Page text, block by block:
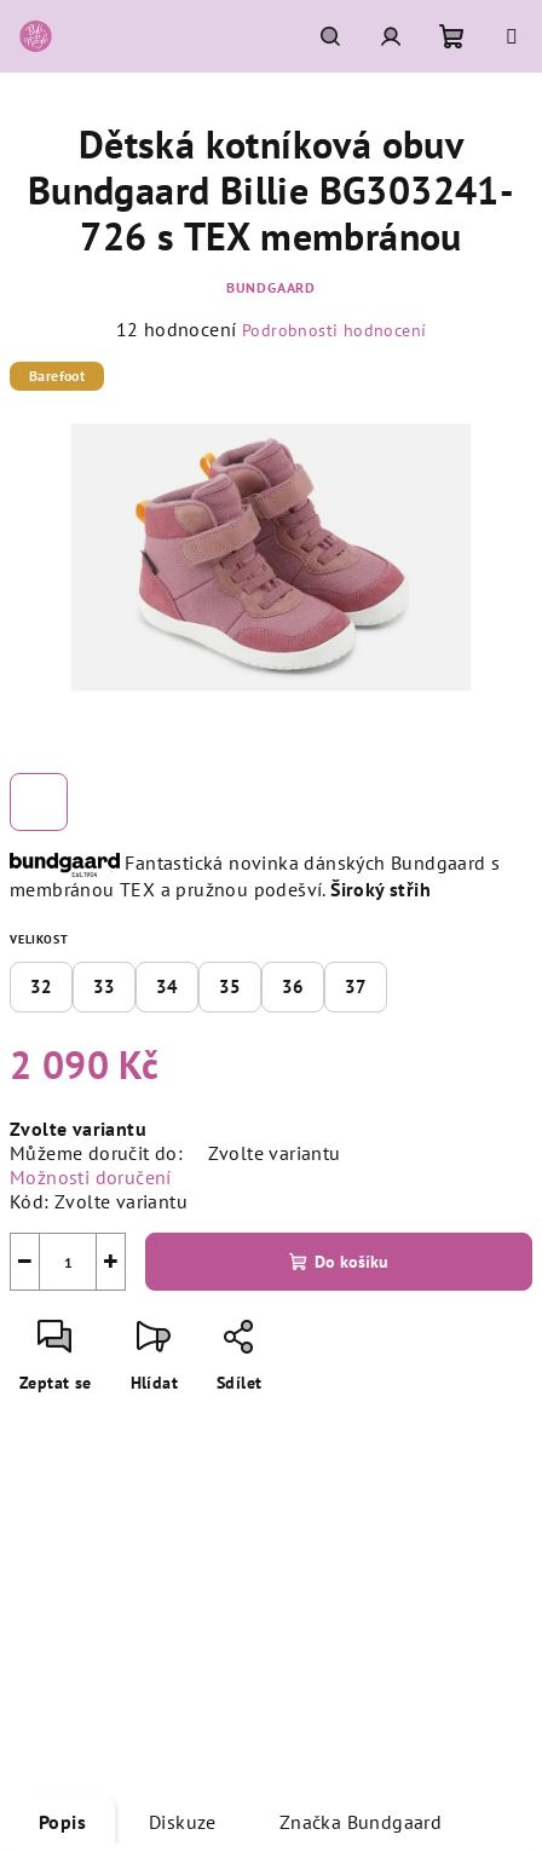
na
obsah
HledatPřihlášeníNákupní
košík
Fantastická novinka dánských Bundgaard s
membránou TEX a pružnou podešví.Široký střih
VELIKOST
32 33 34 35 36 37
2 090 Kč
cena:
Zvolte variantu
Můžeme doručit do:
Zvolte variantu
Možnosti doručení
Kód: Zvolte variantu
+
− Do košíku
Zeptat se Hlídat Sdílet
Dětská kotníková obuv
Bundgaard Billie BG303241-
726 s TEX membránou
BUNDGAARD
Průměrné
hvězdiček.
12 hodnocení Podrobnosti hodnocení
Barefoot
Popis Diskuze Značka Bundgaard